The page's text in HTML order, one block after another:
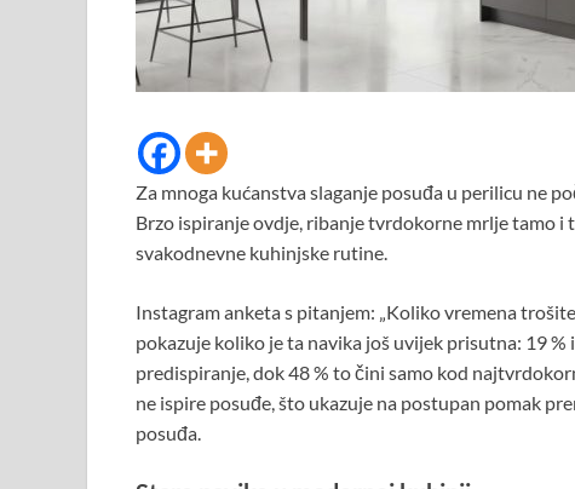
Za mnoga kućanstva slaganje posuđa u perilicu ne
Brzo ispiranje ovdje, ribanje tvrdokorne mrlje tamo
svakodnevne kuhinjske rutine.
Instagram anketa s pitanjem: „Koliko vremena
pokazuje koliko je ta navika još uvijek prisutna: 19
predispiranje, dok 48 % to čini samo kod
ne ispire posuđe, što ukazuje na postupan pomak
posuđa.